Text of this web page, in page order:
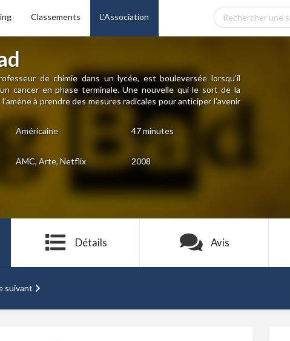
Classements L'Association
de chimie dans un lycée, est bouleversée lorsqu'il
cancer en phase terminale. Une nouvelle qui le sort de la
à prendre des mesures radicales pour anticiper l'avenir
Américaine 47 minutes
AMC, Arte, Netflix 2008
Détails Avis
suivant